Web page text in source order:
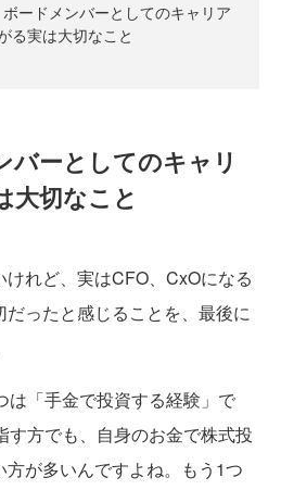
ードメンバーとしてのキャリア
る実は大切なこと
バーとしてのキャリ
大切なこと
けれど、実はCFO、CxOになる
ったと感じることを、最後に
は「手金で投資する経験」で
す方でも、自身のお金で株式投
が多いんですよね。もう1つ